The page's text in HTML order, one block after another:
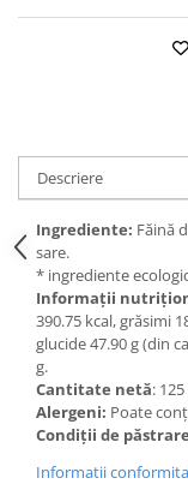
Descriere
Ingrediente: Făină
sare.
* ingrediente
Informații
390.75 kcal, grăsimi
glucide 47.90 g (din
g.
Cantitate netă:
Alergeni: Poate
Condiții de
Informatii